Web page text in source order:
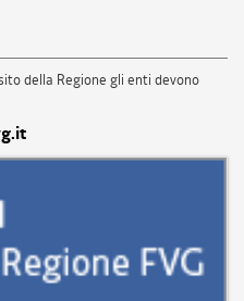
della Regione gli enti devono